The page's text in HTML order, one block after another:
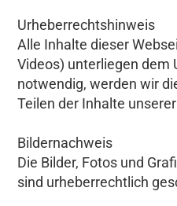
Urheberrechtshinweis
Alle Inhalte dieser
Videos) unterliegen dem
notwendig, werden wir
Teilen der Inhalte
Bildernachweis
Die Bilder, Fotos und
sind urheberrechtlich